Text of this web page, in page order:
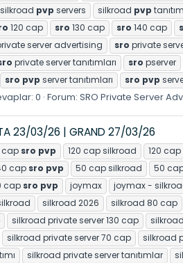
silkroad pvp servers silkroad pvp tanıtım
120 cap sro 130 cap sro 140 cap
server advertising sro private
private server tanıtımları sro pserver
sro pvp server tanıtımları sro pvp
0 Forum: SRO Private Server
23/03/26 | GRAND 27/03/26
cap sro pvp 120 cap silkroad 120 cap
cap sro pvp 50 cap silkroad 50
cap sro pvp joymax joymax -
silkroad 2026 silkroad 80 cap
silkroad private server 130 cap
silkroad private server 70 cap silkroad
silkroad private server tanıtımlar